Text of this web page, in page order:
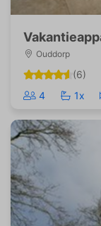
Ouddorp
(6)
4
1x